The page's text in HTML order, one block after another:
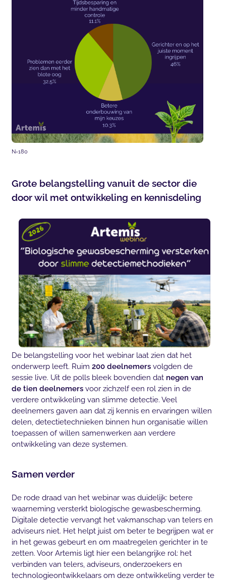
N=180
Grote belangstelling vanuit de sector die
door wil met ontwikkeling en kennisdeling
De belangstelling voor het webinar laat zien dat het
onderwerp leeft. Ruim 200 deelnemersvolgden de
sessie live. Uit de polls bleek bovendien dat negen van
de tien deelnemersvoor zichzelf een rol zien in de
verdere ontwikkeling van slimme detectie. Veel
deelnemers gaven aan dat zij kennis en ervaringen willen
delen, detectietechnieken binnen hun organisatie willen
toepassen of willen samenwerken aan verdere
ontwikkeling van deze systemen.
Samen verder
De rode draad van het webinar was duidelijk: betere
waarneming versterkt biologische gewasbescherming.
Digitale detectie vervangt het vakmanschap van telers en
adviseurs niet. Het helpt juist om beter te begrijpen wat er
in het gewas gebeurt en om maatregelen gerichter in te
zetten. Voor Artemis ligt hier een belangrijke rol: het
verbinden van telers, adviseurs, onderzoekers en
technologieontwikkelaars om deze ontwikkeling verder te